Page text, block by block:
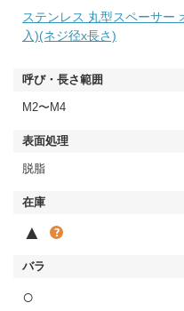
ステンレス 丸型スペーサー
入)(ネジ径x長さ)
M2〜M4
脱脂
▲
○